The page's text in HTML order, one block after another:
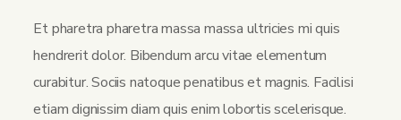
Et pharetra pharetra massa massa ultricies mi quis
hendrerit dolor. Bibendum arcu vitae elementum
curabitur. Sociis natoque penatibus et magnis. Facilisi
etiam dignissim diam quis enim lobortis scelerisque.